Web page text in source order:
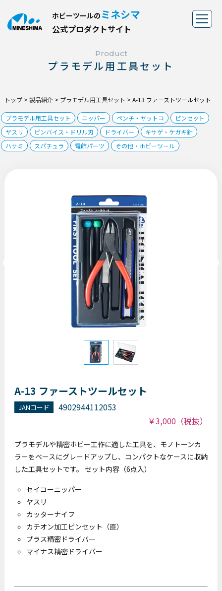
ホビーツールの ミネシマ
公式プロダク トサイ ト
Product
プラモデル用工具セット
トップ> 製品紹介 > プラモデル用工具セット > A-13 ファーストツールセット
プラモデル用工具セット ニッパー ペンチ・ヤットコ
ピンセット
ヤスリ
ピンバイス・ドリル刃 ドライバー
キサゲ・ケガキ針
ハサミ
スパチュラ 電飾パーツ その他・ホビーツール
A-13 ファーストツールセット
JANコード
4902944112053
￥3,000 （税抜）
プラモデルや精密ホビー工作に適した工具を、モノトーンカ
ラーをベースにグレードアップし、コンパクトなケースに収納
した工具セットです。 セット内容（6点入）
セイコーニッパー
ヤスリ
カッターナイフ
カチオン加工ピンセット（直）
プラス精密ドライバー
マイナス精密ドライバー